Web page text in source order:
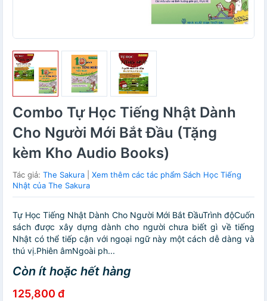
Combo Tự Học Tiếng Nhật Dành
Cho Người Mới Bắt Đầu (Tặng
kèm Kho Audio Books)
Tác giả: The Sakura
Xem thêm các tác phẩm Sách Học Tiếng
Nhật của The Sakura
Tự Học Tiếng Nhật Dành Cho Người Mới Bắt ĐầuTrình độCuốn
sách được xây dựng dành cho người chưa biết gì về tiếng
Nhật có thể tiếp cận với ngoại ngữ này một cách dễ dàng và
thú vị.Phiên âmNgoài ph...
Còn ít hoặc hết hàng
125,800 đ